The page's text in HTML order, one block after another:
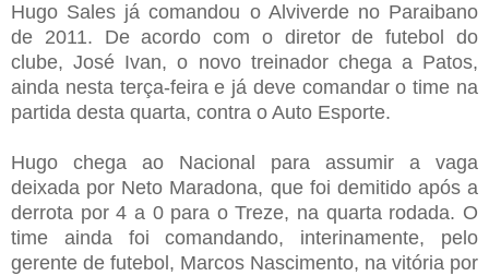
Hugo Sales já comandou o Alviverde no Paraibano
de 2011. De acordo com o diretor de futebol do
clube, José Ivan, o novo treinador chega a Patos,
ainda nesta terça-feira e já deve comandar o time na
partida desta quarta, contra o Auto Esporte.
Hugo chega ao Nacional para assumir a vaga
deixada por Neto Maradona, que foi demitido após a
derrota por 4 a 0 para o Treze, na quarta rodada. O
time ainda foi comandando, interinamente, pelo
gerente de futebol, Marcos Nascimento, na vitória por